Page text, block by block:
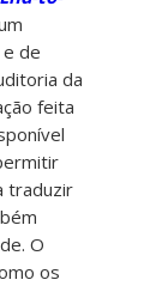
de
da
feita
traduzir
O
os